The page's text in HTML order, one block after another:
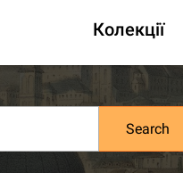
Колекції
Search